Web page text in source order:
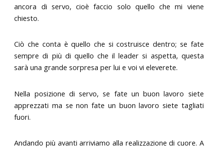
ancora di servo, cioè faccio solo quello che mi viene
chiesto.
Ciò che conta è quello che si costruisce dentro; se fate
sempre di più di quello che il leader si aspetta, questa
sarà una grande sorpresa per lui e voi vi eleverete.
Nella posizione di servo, se fate un buon lavoro siete
apprezzati ma se non fate un buon lavoro siete tagliati
fuori.
Andando più avanti arriviamo alla realizzazione di cuore. A